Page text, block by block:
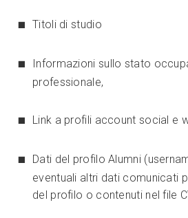
Titoli di studio
Informazioni sullo stato
professionale,
Link a profili account social e
Dati del profilo Alumni
eventuali altri dati comunicati
del profilo o contenuti nel file